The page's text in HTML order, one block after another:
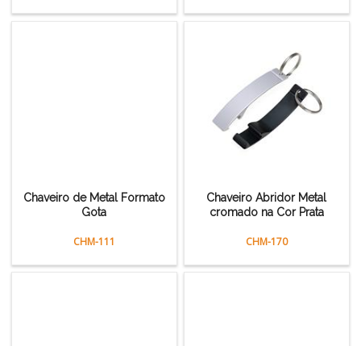
Chaveiro de Metal Formato
Gota
CHM-111
Chaveiro Abridor Metal
cromado na Cor Prata
CHM-170